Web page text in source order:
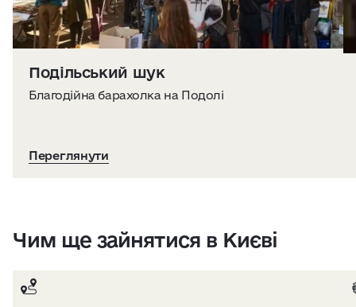
Подільський шук
Благодійна барахолка на Подолі
Переглянути
Чим ще зайнятися в Києві